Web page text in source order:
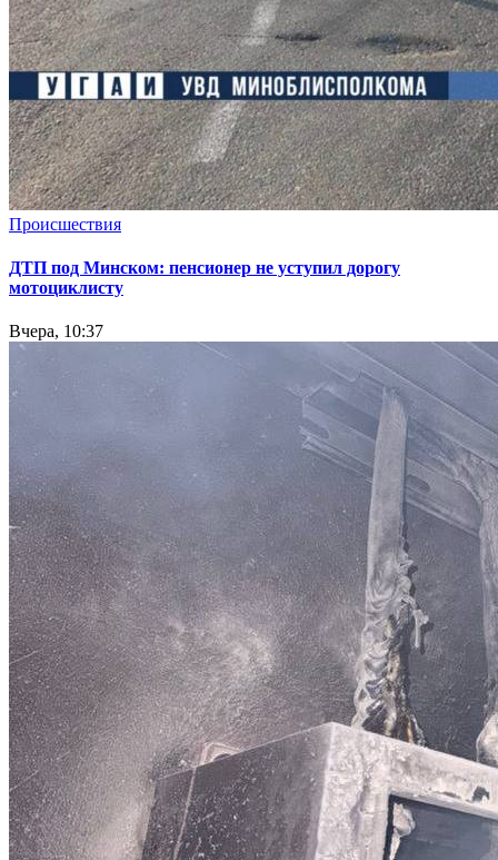
Происшествия
ДТП под Минском: пенсионер не уступил дорогу
мотоциклисту
Вчера, 10:37